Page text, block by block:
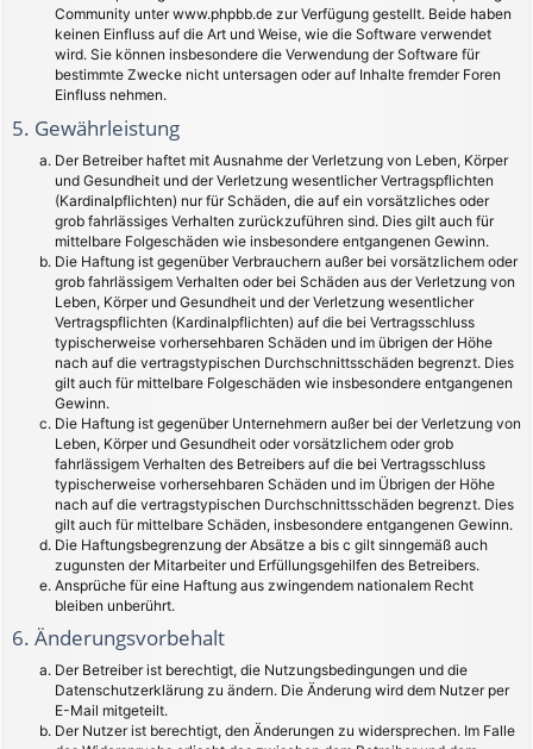
Community unter www.phpbb.de zur Verfügung gestellt. Beide haben
keinen Einfluss auf die Art und Weise, wie die Software verwendet
wird. Sie können insbesondere die Verwendung der Software für
bestimmte Zwecke nicht untersagen oder auf Inhalte fremder Foren
Einfluss nehmen.
5. Gewährleistung
Der Betreiber haftet mit Ausnahme der Verletzung von Leben, Körper
und Gesundheit und der Verletzung wesentlicher Vertragspflichten
(Kardinalpflichten) nur für Schäden, die auf ein vorsätzliches oder
grob fahrlässiges Verhalten zurückzuführen sind. Dies gilt auch für
mittelbare Folgeschäden wie insbesondere entgangenen Gewinn.
Die Haftung ist gegenüber Verbrauchern außer bei vorsätzlichem oder
grob fahrlässigem Verhalten oder bei Schäden aus der Verletzung von
Leben, Körper und Gesundheit und der Verletzung wesentlicher
Vertragspflichten (Kardinalpflichten) auf die bei Vertragsschluss
typischerweise vorhersehbaren Schäden und im übrigen der Höhe
nach auf die vertragstypischen Durchschnittsschäden begrenzt. Dies
gilt auch für mittelbare Folgeschäden wie insbesondere entgangenen
Gewinn.
Die Haftung ist gegenüber Unternehmern außer bei der Verletzung von
Leben, Körper und Gesundheit oder vorsätzlichem oder grob
fahrlässigem Verhalten des Betreibers auf die bei Vertragsschluss
typischerweise vorhersehbaren Schäden und im Übrigen der Höhe
nach auf die vertragstypischen Durchschnittsschäden begrenzt. Dies
gilt auch für mittelbare Schäden, insbesondere entgangenen Gewinn.
Die Haftungsbegrenzung der Absätze a bis c gilt sinngemäß auch
zugunsten der Mitarbeiter und Erfüllungsgehilfen des Betreibers.
Ansprüche für eine Haftung aus zwingendem nationalem Recht
bleiben unberührt.
6. Änderungsvorbehalt
Der Betreiber ist berechtigt, die Nutzungsbedingungen und die
Datenschutzerklärung zu ändern. Die Änderung wird dem Nutzer per
E-Mail mitgeteilt.
Der Nutzer ist berechtigt, den Änderungen zu widersprechen. Im Falle